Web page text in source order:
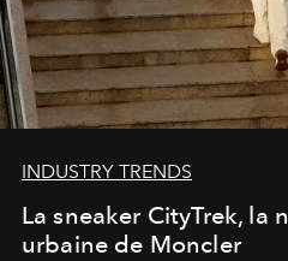
INDUSTRY TRENDS
La sneaker CityTrek, la
urbaine de Moncler